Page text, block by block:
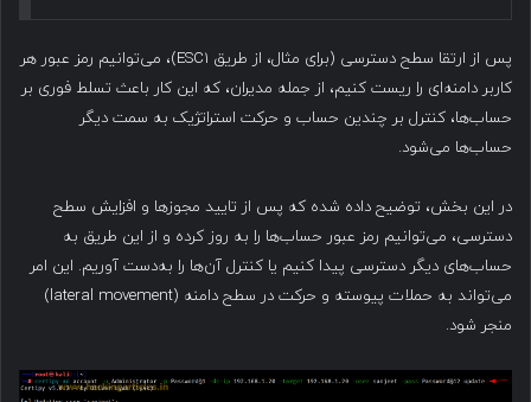
پس از ارتقا سطح دسترسی (برای مثال، از طریق ESC1)، می‌توانیم رمز عبور هر
کاربر دامنه‌ای را ریست کنیم، از جمله مدیران، که این کار باعث تسلط فوری بر
حساب‌ها، کنترل بر چندین حساب و حرکت استراتژیک به سمت دیگر
حساب‌ها می‌شود.
در این بخش، توضیح داده شده که پس از تایید مجوزها و افزایش سطح
دسترسی، می‌توانیم رمز عبور حساب‌ها را به روز کرده و از این طریق به
حساب‌های دیگر دسترسی پیدا کنیم یا کنترل آن‌ها را به‌دست آوریم. این امر
می‌تواند به حملات پیوسته و حرکت در سطح دامنه (lateral movement)
منجر شود.